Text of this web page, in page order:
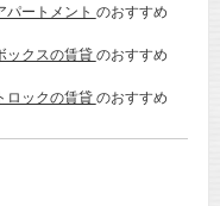
パートメント のおすすめ
ックスの賃貸 のおすすめ
ロックの賃貸 のおすすめ